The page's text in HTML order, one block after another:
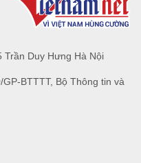
Trần Duy Hưng Hà Nội
BTTTT, Bộ Thông tin và